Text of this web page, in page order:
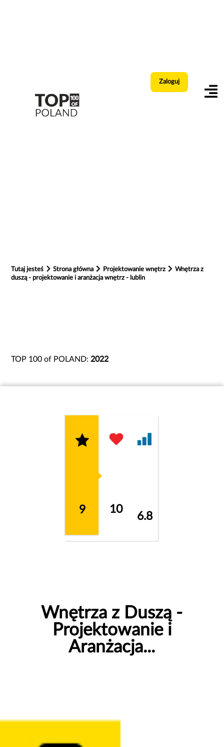
Zaloguj
Tutaj jesteś Strona główna Projektowanie wnętrz
Wnętrza z
duszą - projektowanie i aranżacja wnętrz - lublin
TOP 100 of POLAND: 2022
9 10
6.8
Wnętrza z Duszą -
Projektowanie i
Aranżacja...